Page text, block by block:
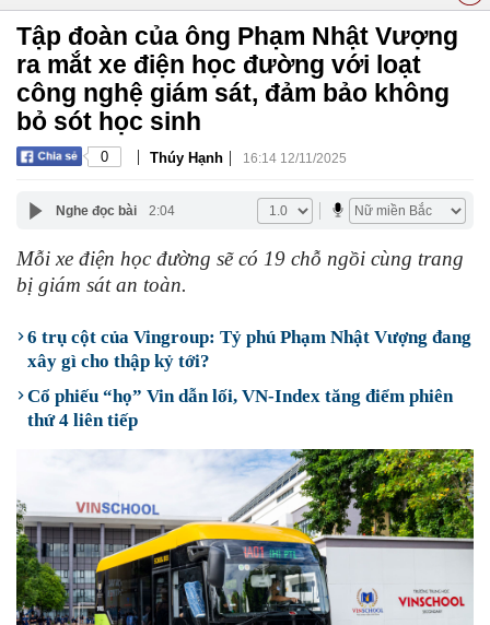
Tập đoàn của ông Phạm Nhật Vượng
ra mắt xe điện học đường với loạt
công nghệ giám sát, đảm bảo không
bỏ sót học sinh
0 | Thúy Hạnh | 16:14 12/11/2025
Nghe đọc bài 2:04
Mỗi xe điện học đường sẽ có 19 chỗ ngồi cùng trang
bị giám sát an toàn.
6 trụ cột của Vingroup: Tỷ phú Phạm Nhật Vượng đang
xây gì cho thập kỷ tới?
Cổ phiếu “họ” Vin dẫn lối, VN-Index tăng điểm phiên
thứ 4 liên tiếp